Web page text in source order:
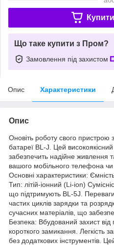
Що таке купити з Пром?
Замовлення під захистом
Опис Характеристики
Опис
Оновіть роботу свого
батареї BL-J. Цей високоякісний
забезпечить надійне живлення
вашого мобільного телефона чи
Основні характеристики:
Тип: літій-іонний (Li-ion)
що підтримують BL-5J.
частих циклів зарядки та
сучасних матеріалів, що
Безпека: Вбудований захист від
короткого замикання. Легкість
без додаткових інструментів.